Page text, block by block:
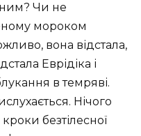
ним? Чи не
мороком
вона відстала,
Еврідіка і
в темряві.
Нічого
безтілесної